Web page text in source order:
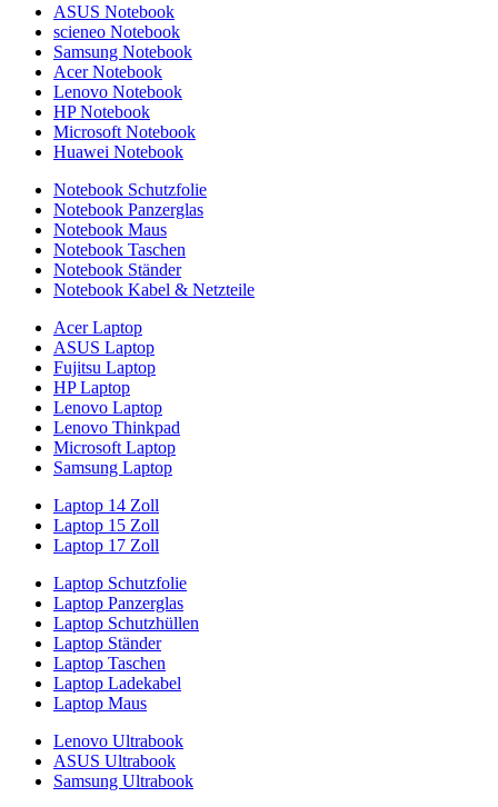
ASUS Notebook
scieneo Notebook
Samsung Notebook
Acer Notebook
Lenovo Notebook
HP Notebook
Microsoft Notebook
Huawei Notebook
Notebook Schutzfolie
Notebook Panzerglas
Notebook Maus
Notebook Taschen
Notebook Ständer
Notebook Kabel & Netzteile
Acer Laptop
ASUS Laptop
Fujitsu Laptop
HP Laptop
Lenovo Laptop
Lenovo Thinkpad
Microsoft Laptop
Samsung Laptop
Laptop 14 Zoll
Laptop 15 Zoll
Laptop 17 Zoll
Laptop Schutzfolie
Laptop Panzerglas
Laptop Schutzhüllen
Laptop Ständer
Laptop Taschen
Laptop Ladekabel
Laptop Maus
Lenovo Ultrabook
ASUS Ultrabook
Samsung Ultrabook